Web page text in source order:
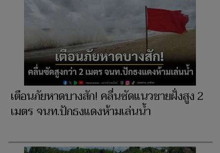
เตือนภัยหาดบางสัก! คลื่นซัดแนวชายฝั่งสูง 2
เมตร จนท.ปักธงแดงห้ามเล่นน้ำ